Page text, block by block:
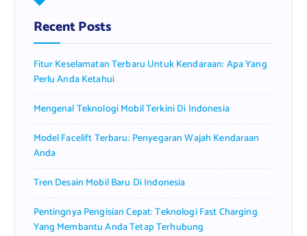
h
f
o
:
Recent Posts
Fitur Keselamatan Terbaru Untuk Kendaraan: Apa Yang
Perlu Anda Ketahui
Mengenal Teknologi Mobil Terkini Di Indonesia
Model Facelift Terbaru: Penyegaran Wajah Kendaraan
Anda
Tren Desain Mobil Baru Di Indonesia
Pentingnya Pengisian Cepat: Teknologi Fast Charging
Yang Membantu Anda Tetap Terhubung